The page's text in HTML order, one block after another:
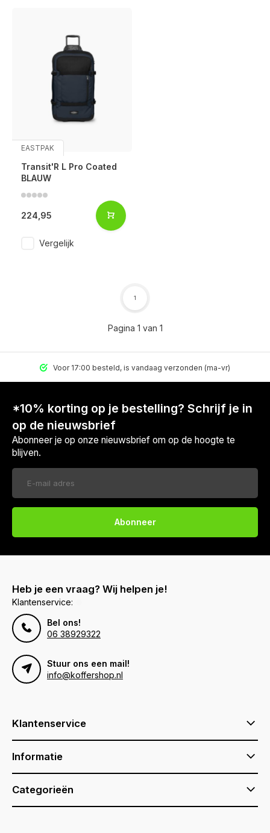
EASTPAK
Transit'R L Pro Coated
BLAUW
224,95
Vergelijk
Pagina 1 van 1
1
Voor 17:00 besteld, is vandaag verzonden (ma-vr)
*10% korting op je bestelling? Schrijf je in
op de nieuwsbrief
Abonneer je op onze nieuwsbrief om op de hoogte te
blijven.
Abonneer
Heb je een vraag? Wij helpen je!
Klantenservice:
Bel ons!
06 38929322
Stuur ons een mail!
info@koffershop.nl
Klantenservice
Informatie
Categorieën